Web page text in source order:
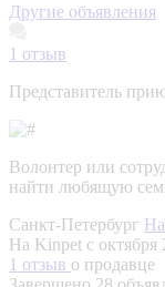
Другие объявления
1 отзыв
Представитель
Волонтер или
найти любящую
Санкт-Петербург
На Kinpet c октября
1 отзыв о продавце